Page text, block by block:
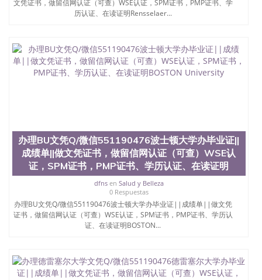
文凭证书，做留信网认证（可查）WSE认证，SPM证书，PMP证书、学
历认证、在读证明Rensselaer...
办理BU文凭Q/微信551190476波士顿大学办毕业证||
成绩单||做文凭证书，做留信网认证（可查）WSE认
证，SPM证书，PMP证书、学历认证、在读证明
dfnsen Salud y Belleza
0 Respuestas
办理BU文凭Q/微信551190476波士顿大学办毕业证||成绩单||做文凭
证书，做留信网认证（可查）WSE认证，SPM证书，PMP证书、学历认
证、在读证明BOSTON...